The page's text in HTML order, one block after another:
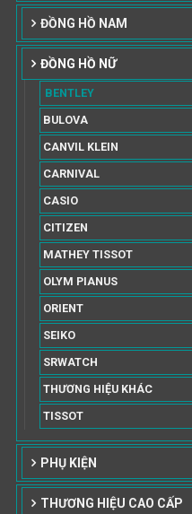
ĐỒNG HỒ NAM
ĐỒNG HỒ NỮ
BENTLEY
BULOVA
CANVIL KLEIN
CARNIVAL
CASIO
CITIZEN
MATHEY TISSOT
OLYM PIANUS
ORIENT
SEIKO
SRWATCH
THƯƠNG HIỆU KHÁC
TISSOT
PHỤ KIỆN
THƯƠNG HIỆU CAO CẤP